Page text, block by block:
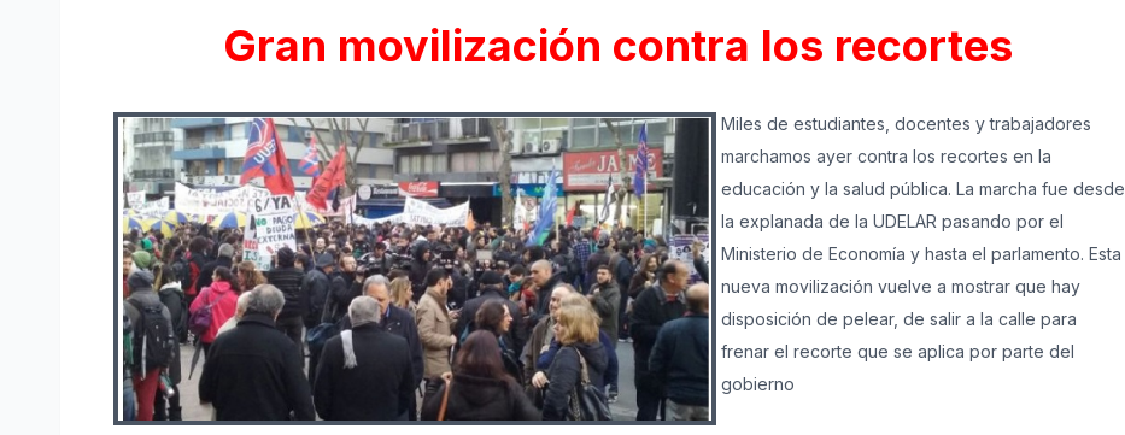
Gran movilización contra los recortes
Miles de estudiantes, docentes y trabajadores
marchamos ayer contra los recortes en la
educación y la salud pública. La marcha fue desde
la explanada de la UDELAR pasando por el
Ministerio de Economía y hasta el parlamento. Esta
nueva movilización vuelve a mostrar que hay
disposición de pelear, de salir a la calle para
frenar el recorte que se aplica por parte del
gobierno